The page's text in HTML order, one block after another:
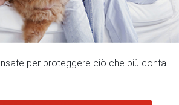
per proteggere ciò che più conta